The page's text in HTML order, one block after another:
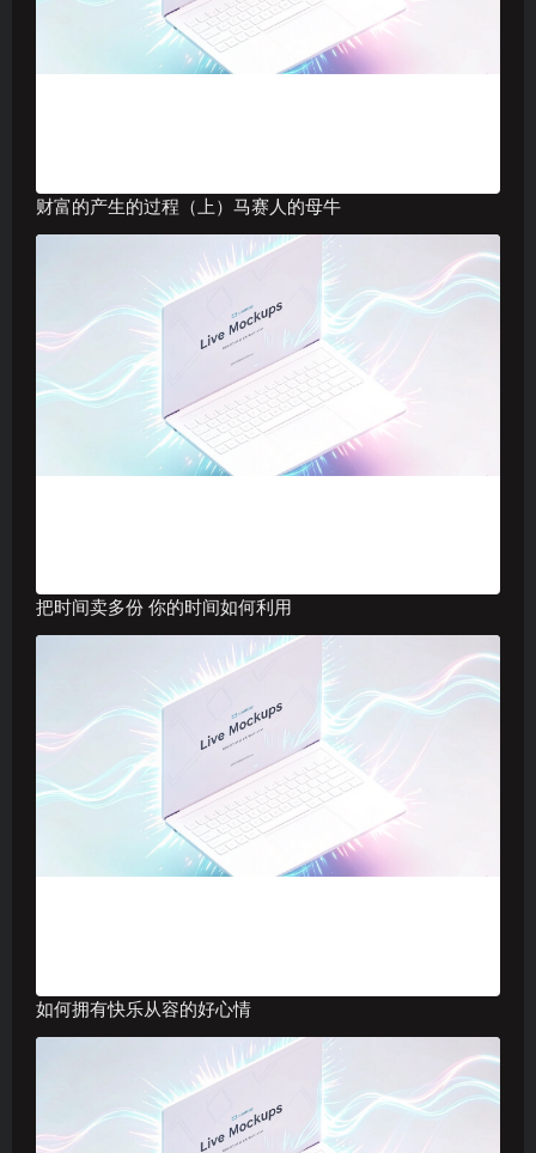
财富的产生的过程（上）马赛人的母牛
把时间卖多份 你的时间如何利用
如何拥有快乐从容的好心情